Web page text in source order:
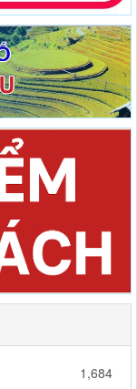
1,684